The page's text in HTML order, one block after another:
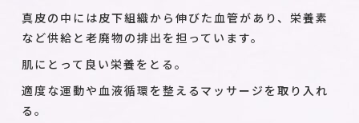
真皮の中には皮下組織から伸びた血管があり、栄養素
など供給と老廃物の排出を担っています。
肌にとって良い栄養をとる。
適度な運動や血液循環を整えるマッサージを取り入れ
る。